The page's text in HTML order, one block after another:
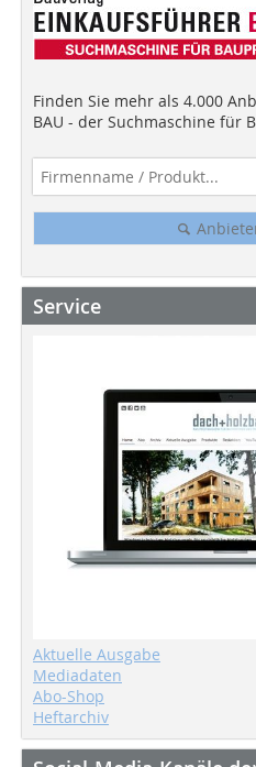
Finden Sie mehr als 4.000
BAU - der Suchmaschine für
Service
Aktuelle Ausgabe
Mediadaten
Abo-Shop
Heftarchiv